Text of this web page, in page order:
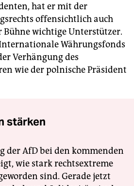
hat er mit der
offensichtlich auch
wichtige Unterstützer.
Währungsfonds
Verhängung des
wie der polnische Präsident
stärken
der AfD bei den kommenden
wie stark rechtsextreme
sind. Gerade jetzt